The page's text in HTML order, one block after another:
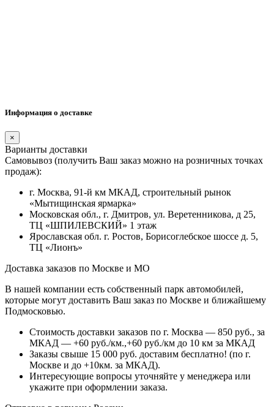
Информация о доставке
×
Варианты доставки
Самовывоз (получить Ваш заказ можно на розничных точках
продаж):
г. Москва, 91-й км МКАД, строительный рынок
«Мытищинская ярмарка»
Московская обл., г. Дмитров, ул. Веретенникова, д 25,
ТЦ «ШПИЛЕВСКИЙ» 1 этаж
Ярославская обл. г. Ростов, Борисоглебское шоссе д. 5,
ТЦ «Лионъ»
Доставка заказов по Москве и МО
В нашей компании есть собственный парк автомобилей,
которые могут доставить Ваш заказ по Москве и ближайшему
Подмосковью.
Стоимость доставки заказов по г. Москва — 850 руб., за
МКАД — +60 руб./км.,+60 руб./км до 10 км за МКАД
Заказы свыше 15 000 руб. доставим бесплатно! (по г.
Москве и до +10км. за МКАД).
Интересующие вопросы уточняйте у менеджера или
укажите при оформлении заказа.